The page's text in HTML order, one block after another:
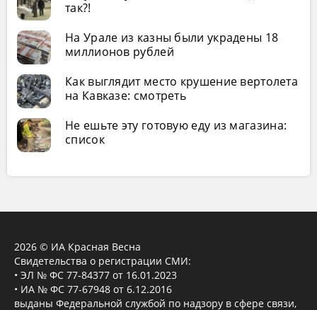
так?!
На Урале из казны были украдены 18
миллионов рублей
Как выглядит место крушение вертолета
на Кавказе: смотреть
Не ешьте эту готовую еду из магазина:
список
2026 © ИА Красная Весна
Свидетельства о регистрации СМИ:
• ЭЛ № ФС 77-84377 от 16.01.2023
• ИА № ФС 77-67948 от 6.12.2016
выданы Федеральной службой по надзору в сфере связи,